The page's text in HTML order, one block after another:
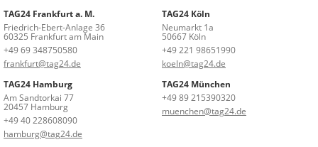
TAG24 Frankfurt a. M.
Friedrich-Ebert-Anlage 36
60325 Frankfurt am Main
+49 69 348750580
frankfurt@tag24.de
TAG24 Köln
Neumarkt 1a
50667 Köln
+49 221 98651990
koeln@tag24.de
TAG24 Hamburg
Am Sandtorkai 77
20457 Hamburg
+49 40 228608090
hamburg@tag24.de
TAG24 München
+49 89 215390320
muenchen@tag24.de